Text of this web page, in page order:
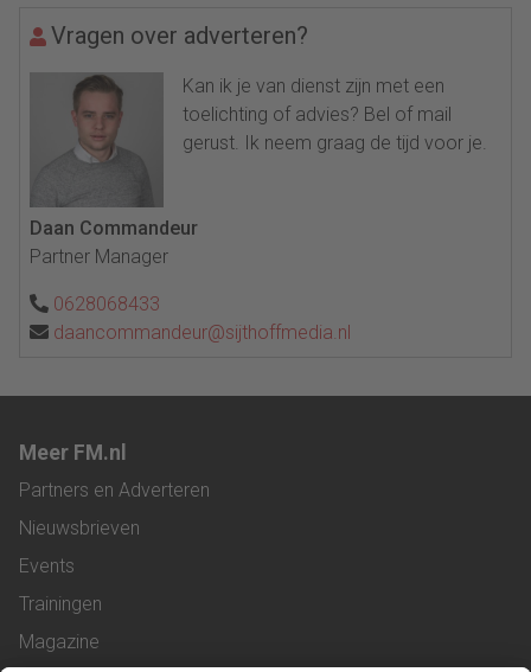
Vragen over adverteren?
Kan ik je van dienst zijn met een
toelichting of advies? Bel of mail
gerust. Ik neem graag de tijd voor je.
Daan Commandeur
Partner Manager
0628068433
daancommandeur@sijthoffmedia.nl
Meer FM.nl
Partners en Adverteren
Nieuwsbrieven
Events
Trainingen
Magazine